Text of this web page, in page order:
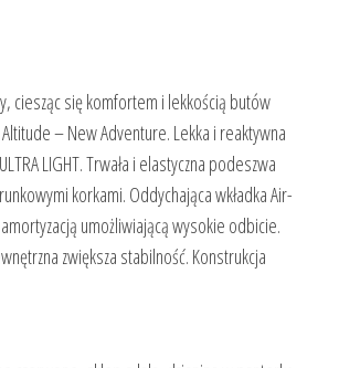
ciesząc się komfortem i lekkością butów
– New Adventure. Lekka i reaktywna
LIGHT. Trwała i elastyczna podeszwa
korkami. Oddychająca wkładka Air-
umożliwiającą wysokie odbicie.
zwiększa stabilność. Konstrukcja